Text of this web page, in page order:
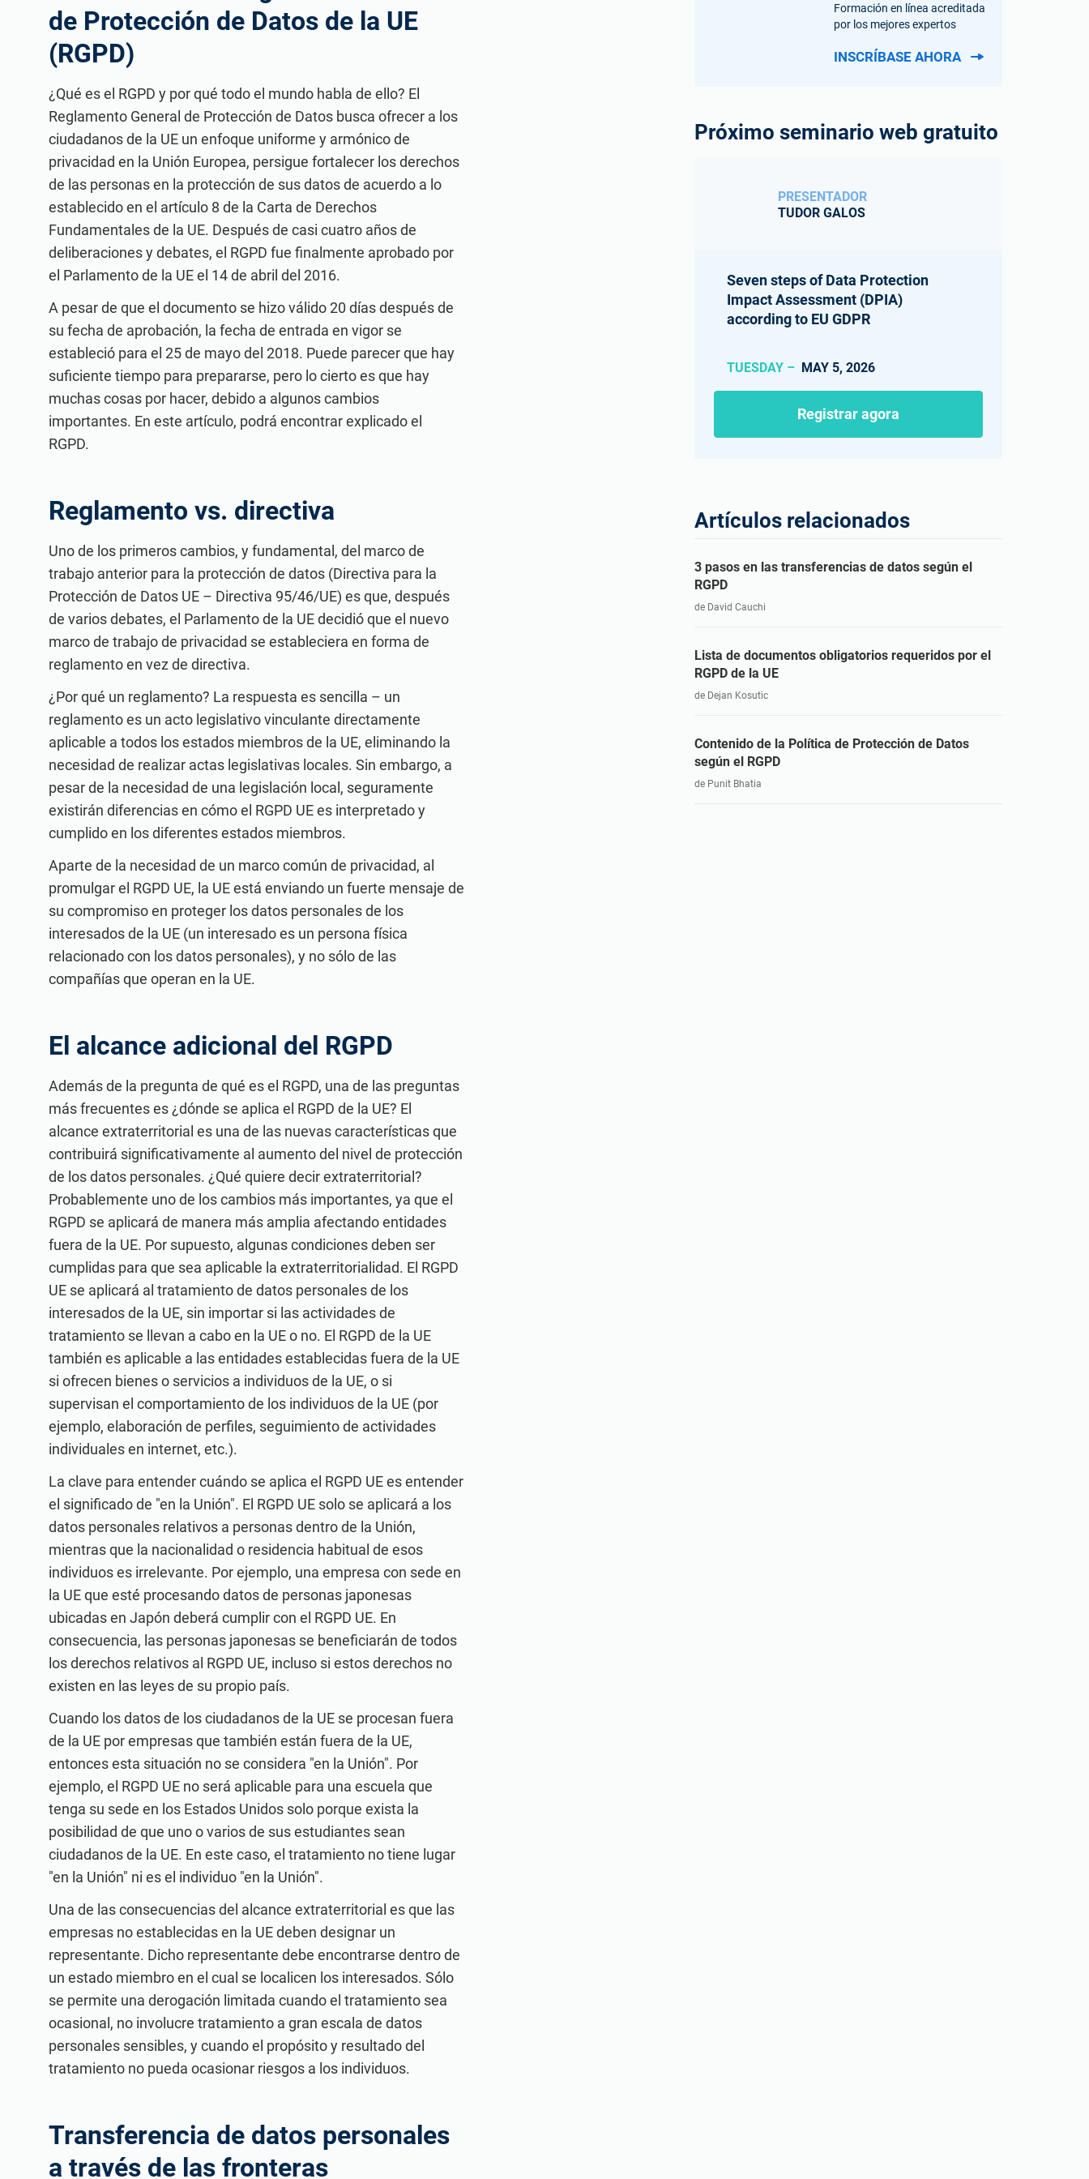
de Protección de Datos de la UE
(RGPD)
¿Qué es el RGPD y por qué todo el mundo habla de ello? El
Reglamento General de Protección de Datos busca ofrecer a los
ciudadanos de la UE un enfoque uniforme y armónico de
privacidad en la Unión Europea, persigue fortalecer los derechos
de las personas en la protección de sus datos de acuerdo a lo
establecido en el artículo 8 de la Carta de Derechos
Fundamentales de la UE. Después de casi cuatro años de
deliberaciones y debates, el RGPD fue finalmente aprobado por
el Parlamento de la UE el 14 de abril del 2016.
A pesar de que el documento se hizo válido 20 días después de
su fecha de aprobación, la fecha de entrada en vigor se
estableció para el 25 de mayo del 2018. Puede parecer que hay
suficiente tiempo para prepararse, pero lo cierto es que hay
muchas cosas por hacer, debido a algunos cambios
importantes. En este artículo, podrá encontrar explicado el
RGPD.
Reglamento vs. directiva
Uno de los primeros cambios, y fundamental, del marco de
trabajo anterior para la protección de datos (Directiva para la
Protección de Datos UE – Directiva 95/46/UE) es que, después
de varios debates, el Parlamento de la UE decidió que el nuevo
marco de trabajo de privacidad se estableciera en forma de
reglamento en vez de directiva.
¿Por qué un reglamento? La respuesta es sencilla – un
reglamento es un acto legislativo vinculante directamente
aplicable a todos los estados miembros de la UE, eliminando la
necesidad de realizar actas legislativas locales. Sin embargo, a
pesar de la necesidad de una legislación local, seguramente
existirán diferencias en cómo el RGPD UE es interpretado y
cumplido en los diferentes estados miembros.
Aparte de la necesidad de un marco común de privacidad, al
promulgar el RGPD UE, la UE está enviando un fuerte mensaje de
su compromiso en proteger los datos personales de los
interesados de la UE (un interesado es un persona física
relacionado con los datos personales), y no sólo de las
compañías que operan en la UE.
El alcance adicional del RGPD
Además de la pregunta de qué es el RGPD, una de las preguntas
más frecuentes es ¿dónde se aplica el RGPD de la UE? El
alcance extraterritorial es una de las nuevas características que
contribuirá significativamente al aumento del nivel de protección
de los datos personales. ¿Qué quiere decir extraterritorial?
Probablemente uno de los cambios más importantes, ya que el
RGPD se aplicará de manera más amplia afectando entidades
fuera de la UE. Por supuesto, algunas condiciones deben ser
cumplidas para que sea aplicable la extraterritorialidad. El RGPD
UE se aplicará al tratamiento de datos personales de los
interesados de la UE, sin importar si las actividades de
tratamiento se llevan a cabo en la UE o no. El RGPD de la UE
también es aplicable a las entidades establecidas fuera de la UE
si ofrecen bienes o servicios a individuos de la UE, o si
supervisan el comportamiento de los individuos de la UE (por
ejemplo, elaboración de perfiles, seguimiento de actividades
individuales en internet, etc.).
La clave para entender cuándo se aplica el RGPD UE es entender
el significado de "en la Unión". El RGPD UE solo se aplicará a los
datos personales relativos a personas dentro de la Unión,
mientras que la nacionalidad o residencia habitual de esos
individuos es irrelevante. Por ejemplo, una empresa con sede en
la UE que esté procesando datos de personas japonesas
ubicadas en Japón deberá cumplir con el RGPD UE. En
consecuencia, las personas japonesas se beneficiarán de todos
los derechos relativos al RGPD UE, incluso si estos derechos no
existen en las leyes de su propio país.
Cuando los datos de los ciudadanos de la UE se procesan fuera
de la UE por empresas que también están fuera de la UE,
entonces esta situación no se considera "en la Unión". Por
ejemplo, el RGPD UE no será aplicable para una escuela que
tenga su sede en los Estados Unidos solo porque exista la
posibilidad de que uno o varios de sus estudiantes sean
ciudadanos de la UE. En este caso, el tratamiento no tiene lugar
"en la Unión" ni es el individuo "en la Unión".
Una de las consecuencias del alcance extraterritorial es que las
empresas no establecidas en la UE deben designar un
representante. Dicho representante debe encontrarse dentro de
un estado miembro en el cual se localicen los interesados. Sólo
se permite una derogación limitada cuando el tratamiento sea
ocasional, no involucre tratamiento a gran escala de datos
personales sensibles, y cuando el propósito y resultado del
tratamiento no pueda ocasionar riesgos a los individuos.
Transferencia de datos personales
a través de las fronteras
Formación en línea acreditada
por los mejores expertos
INSCRÍBASE AHORA
Próximo seminario web gratuito
PRESENTADOR
TUDOR GALOS
Seven steps of Data Protection
Impact Assessment (DPIA)
according to EU GDPR
TUESDAY – MAY 5, 2026
Registrar agora
Artículos relacionados
3 pasos en las transferencias de datos según el
RGPD
de David Cauchi
Lista de documentos obligatorios requeridos por el
RGPD de la UE
de Dejan Kosutic
Contenido de la Política de Protección de Datos
según el RGPD
de Punit Bhatia